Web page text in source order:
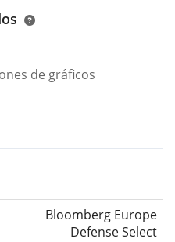
de gráficos
Bloomberg Europe
Defense Select